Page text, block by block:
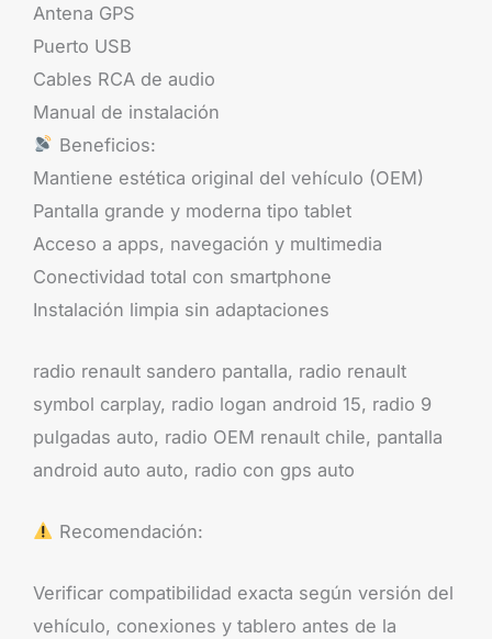
Antena GPS
Puerto USB
Cables RCA de audio
Manual de instalación
Beneficios:
Mantiene estética original del vehículo (OEM)
Pantalla grande y moderna tipo tablet
Acceso a apps, navegación y multimedia
Conectividad total con smartphone
Instalación limpia sin adaptaciones
radio renault sandero pantalla, radio renault
symbol carplay, radio logan android 15, radio 9
pulgadas auto, radio OEM renault chile, pantalla
android auto auto, radio con gps auto
Recomendación:
Verificar compatibilidad exacta según versión del
vehículo, conexiones y tablero antes de la